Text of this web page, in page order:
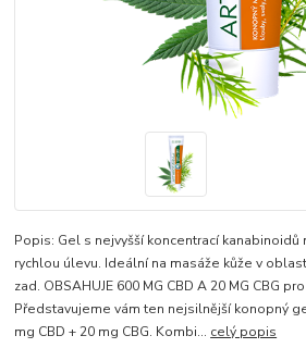
Popis: Gel s nejvyšší koncentrací kanabinoidů
rychlou úlevu. Ideální na masáže kůže v
zad. OBSAHUJE 600 MG CBD A 20 MG CBG
Představujeme vám ten nejsilnější konopný
mg CBD + 20 mg CBG. Kombi... celý popis